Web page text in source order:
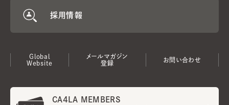
採用情報
Global
Website
メールマガジン
登録
お問い合わせ
CA4LA MEMBERS